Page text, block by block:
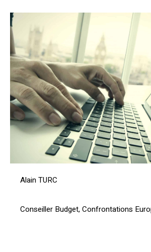
Alain TURC
Conseiller Budget, Confrontations